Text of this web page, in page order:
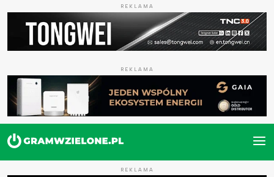
REKLAMA
REKLAMA
REKLAMA